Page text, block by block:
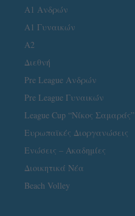
Α1 Ανδρών
Α1 Γυναικών
A2
Διεθνή
Pre League Ανδρών
Pre League Γυναικών
League Cup “Νίκος Σαμαράς”
Ευρωπαϊκές Διοργανώσεις
Ενώσεις – Ακαδημίες
Διοικητικά Νέα
Beach Volley